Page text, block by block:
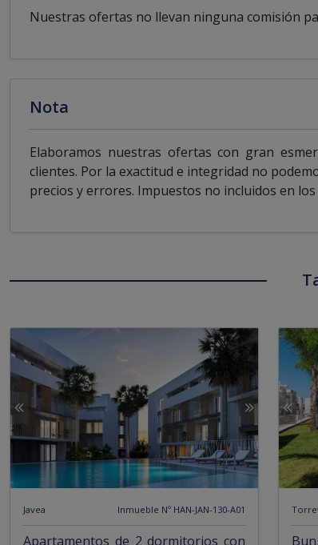
Nuestras ofertas no llevan ninguna comisión
Nota
Elaboramos nuestras ofertas con gran
clientes. Por la exactitud e integridad no
precios y errores. Impuestos no incluidos en los
Javea Inmueble Nº HAN-JAN-130-A01
Apartamentos de 2 dormitorios con